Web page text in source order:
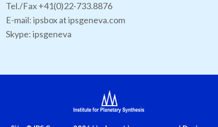
Tel./Fax +41(0)22-733.8876
E-mail: ipsbox at ipsgeneva.com
Skype: ipsgeneva